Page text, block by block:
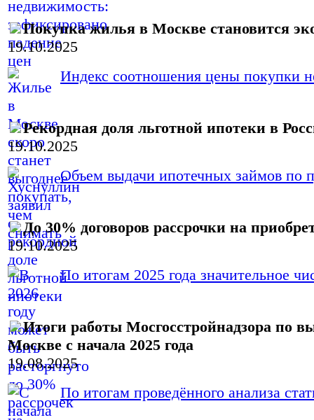
Покупка жилья в Москве становится
19.10.2025
Индекс соотношения цены покупки
Рекордная доля льготной ипотеки в
19.10.2025
Объем выдачи ипотечных займов по
До 30% договоров рассрочки на
19.10.2025
По итогам 2025 года значительное
Итоги работы Мосгосстройнадзора по
Москве с начала 2025 года
19.08.2025
По итогам проведённого анализа